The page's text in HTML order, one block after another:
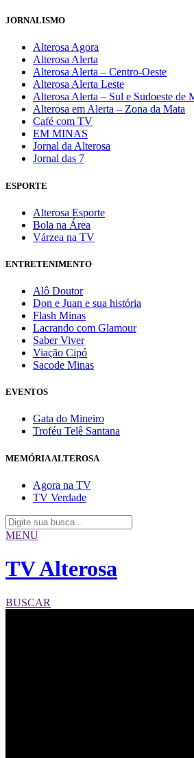
JORNALISMO
Alterosa Agora
Alterosa Alerta
Alterosa Alerta – Centro-Oeste
Alterosa Alerta Leste
Alterosa Alerta – Sul e Sudoeste de
Alterosa em Alerta – Zona da Mata
Café com TV
EM MINAS
Jornal da Alterosa
Jornal das 7
ESPORTE
Alterosa Esporte
Bola na Área
Várzea na TV
ENTRETENIMENTO
Alô Doutor
Don e Juan e sua história
Flash Minas
Lacrando com Glamour
Saber Viver
Viação Cipó
Sacode Minas
EVENTOS
Gata do Mineiro
Troféu Telê Santana
MEMÓRIA ALTEROSA
Agora na TV
TV Verdade
MENU
TV Alterosa
BUSCAR